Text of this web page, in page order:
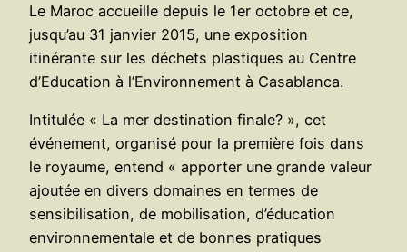
Le Maroc accueille depuis le 1er octobre et ce,
jusqu’au 31 janvier 2015, une exposition
itinérante sur les déchets plastiques au Centre
d’Education à l’Environnement à Casablanca.
Intitulée « La mer destination finale? », cet
événement, organisé pour la première fois dans
le royaume, entend « apporter une grande valeur
ajoutée en divers domaines en termes de
sensibilisation, de mobilisation, d’éducation
environnementale et de bonnes pratiques